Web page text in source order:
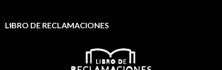
LIBRO DE RECLAMACIONES